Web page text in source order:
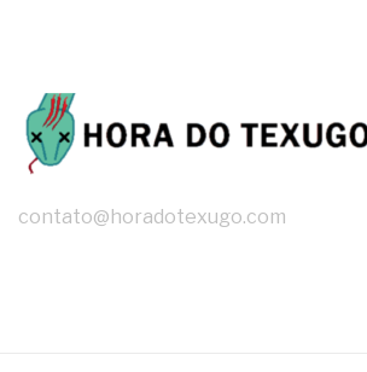
contato@horadotexugo.com